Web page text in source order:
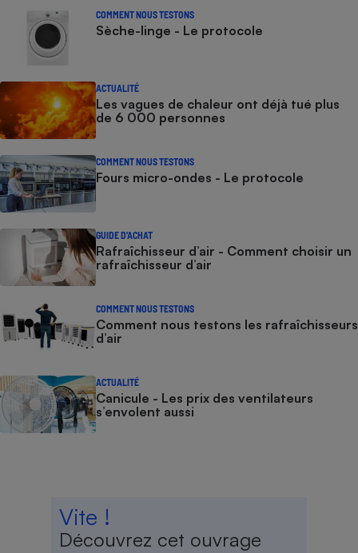
COMMENT NOUS TESTONS
Sèche-linge - Le protocole
ACTUALITÉ
Les vagues de chaleur ont déjà tué plus
de 6 000 personnes
COMMENT NOUS TESTONS
Fours micro-ondes - Le protocole
GUIDE D'ACHAT
Rafraîchisseur d’air - Comment choisir un
rafraîchisseur d’air
COMMENT NOUS TESTONS
Comment nous testons les rafraîchisseurs
d’air
ACTUALITÉ
Canicule - Les prix des ventilateurs
s’envolent aussi
Vite !
Découvrez cet ouvrage